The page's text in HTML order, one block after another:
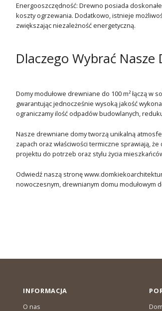
Energooszczędność: Drewno posiada
koszty ogrzewania. Dodatkowo, istnieje
zwiększając niezależność energetyczną.
Dlaczego Wybrać
Domy modułowe drewniane do 100 m² łączą
gwarantując jednocześnie wysoką jakość
ograniczamy ilość odpadów budowlanych,
Nasze drewniane domy tworzą unikalną
zapach oraz właściwości termiczne sprawiają,
projektu do potrzeb oraz stylu życia
Odwiedź naszą stronę
nowoczesnym, drewnianym domu modułowym
INFORMACJA
O nas